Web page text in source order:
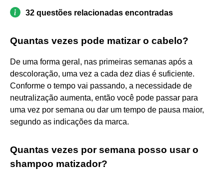
32 questões relacionadas encontradas
Quantas vezes pode matizar o cabelo?
De uma forma geral, nas primeiras semanas após a
descoloração, uma vez a cada dez dias é suficiente.
Conforme o tempo vai passando, a necessidade de
neutralização aumenta, então você pode passar para
uma vez por semana ou dar um tempo de pausa maior,
segundo as indicações da marca.
Quantas vezes por semana posso usar o
shampoo matizador?